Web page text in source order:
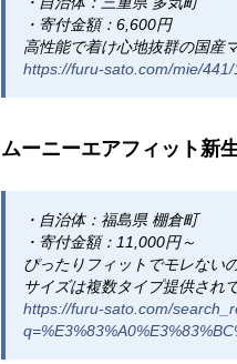
・寄付金額：6,600円
高性能で着け心地抜群の国産
https://furu-sato.com/mie/
ムーニーエアフィット新
・自治体：福島県 棚倉町
・寄付金額：11,000円～
ぴったりフィットでモレない
サイズは複数タイプ提供され
https://furu-sato.com/